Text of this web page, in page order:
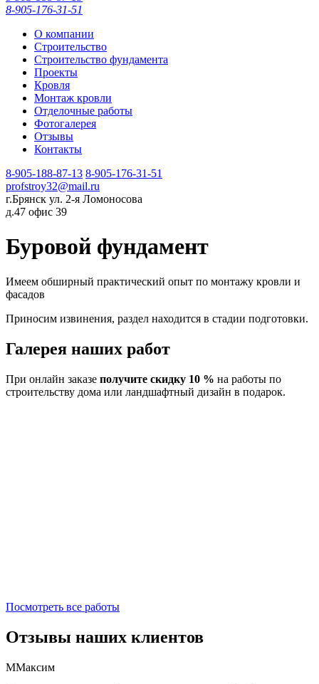
8-905-176-31-51
О компании
Строительство
Строительство фундамента
Проекты
Кровля
Монтаж кровли
Отделочные работы
Фотогалерея
Отзывы
Контакты
8-905-188-87-13 8-905-176-31-51
profstroy32@mail.ru
г.Брянск ул. 2-я Ломоносова
д.47 офис 39
Буровой фундамент
Имеем обширный практический опыт по монтажу кровли и
фасадов
Приносим извинения, раздел находится в стадии подготовки.
Галерея наших работ
При онлайн заказе получите скидку 10 % на работы по
строительству дома или ландшафтный дизайн в подарок.
Посмотреть все работы
Отзывы наших клиентов
ММаксим